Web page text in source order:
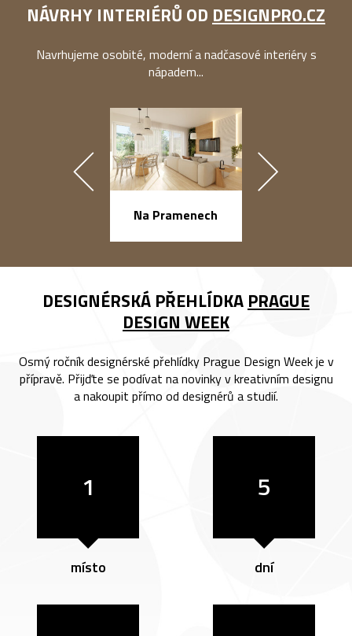
NÁVRHY INTERIÉRŮ OD DESIGNPRO.CZ
Navrhujeme osobité, moderní a nadčasové interiéry s
nápadem...
Na Pramenech
DESIGNÉRSKÁ PŘEHLÍDKA PRAGUE
DESIGN WEEK
Osmý ročník designérské přehlídky Prague Design Week je v
přípravě. Přijďte se podívat na novinky v kreativním designu
a nakoupit přímo od designérů a studií.
1
místo
5
dní